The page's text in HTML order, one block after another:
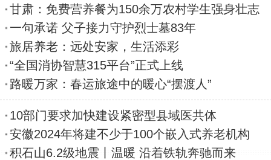
甘肃：免费营养餐为150余万农村学生强身壮志
一句承诺 父子接力守护烈士墓83年
旅居养老：远处安家，生活添彩
“全国消协智慧315平台”正式上线
路暖万家：春运旅途中的暖心“摆渡人”
10部门要求加快建设紧密型县域医共体
安徽2024年将建不少于100个嵌入式养老机构
积石山6.2级地震丨温暖 沿着铁轨奔驰而来